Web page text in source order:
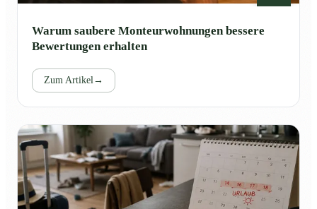
Warum saubere Monteurwohnungen bessere
Bewertungen erhalten
Zum Artikel →